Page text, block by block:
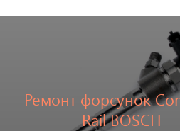
Ремонт форсунок
Rail BOSCH
Перейти